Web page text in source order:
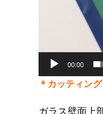
00:00
＊カッティン
ガラス壁面上